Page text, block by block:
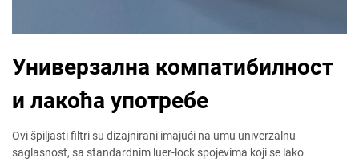
Универзална компатибилност
и лакоћа употребе
Ovi špiljasti filtri su dizajnirani imajući na umu univerzalnu
saglasnost, sa standardnim luer-lock spojevima koji se lako